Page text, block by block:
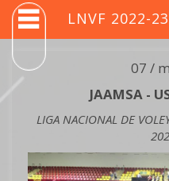
LNVF 2022-23
07 /
JAAMSA -
LIGA NACIONAL DE